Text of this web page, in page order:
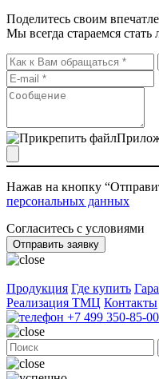
Поделитесь своим
Мы всегда стараемся стать
Нажав на кнопку
персональных данных
Согласитесь с условиями
Отправить заявку
Продукция Где купить
Реализация ТМЦ Контакты
+7 499 350-85-00